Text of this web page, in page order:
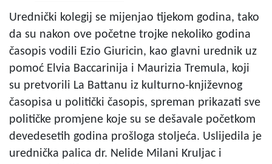
Urednički kolegij se mijenjao tijekom godina, tako
da su nakon ove početne trojke nekoliko godina
časopis vodili Ezio Giuricin, kao glavni urednik uz
pomoć Elvia Baccarinija i Maurizia Tremula, koji
su pretvorili La Battanu iz kulturno-književnog
časopisa u politički časopis, spreman prikazati sve
političke promjene koje su se dešavale početkom
devedesetih godina prošloga stoljeća. Uslijedila je
urednička palica dr. Nelide Milani Kruljac i